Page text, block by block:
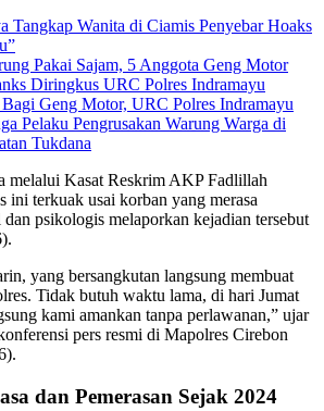
Tangkap Wanita di Ciamis Penyebar Hoaks
Pakai Sajam, 5 Anggota Geng Motor
Diringkus URC Polres Indramayu
Geng Motor, URC Polres Indramayu
Pelaku Pengrusakan Warung Warga di
Tukdana
melalui Kasat Reskrim AKP Fadlillah
ini terkuak usai korban yang merasa
psikologis melaporkan kejadian tersebut
yang bersangkutan langsung membuat
Tidak butuh waktu lama, di hari Jumat
kami amankan tanpa perlawanan,” ujar
pers resmi di Mapolres Cirebon
dan Pemerasan Sejak 2024